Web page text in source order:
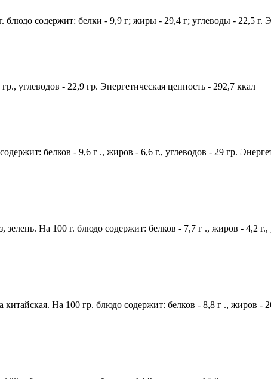
содержит: белки - 9,9 г; жиры - 29,4 г; углеводы - 22,5 г.
углеводов - 22,9 гр. Энергетическая ценность - 292,7 ккал
белков - 9,6 г ., жиров - 6,6 г., углеводов - 29 гр.
На 100 г. блюдо содержит: белков - 7,7 г ., жиров - 4,2 г.,
На 100 гр. блюдо содержит: белков - 8,8 г ., жиров -